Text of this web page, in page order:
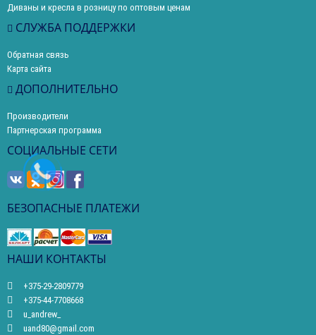
Диваны и кресла в розницу по оптовым ценам
СЛУЖБА ПОДДЕРЖКИ
Обратная связь
Карта сайта
ДОПОЛНИТЕЛЬНО
Производители
Партнерская программа
СОЦИАЛЬНЫЕ СЕТИ
БЕЗОПАСНЫЕ ПЛАТЕЖИ
НАШИ КОНТАКТЫ
+375-29-2809779
+375-44-7708668
u_andrew_
uand80@gmail.com